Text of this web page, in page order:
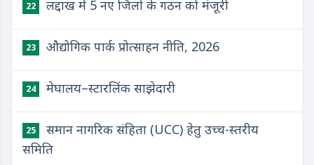
22 लद्दाख में 5 नए जिलों के गठन को मंजूरी
23 औद्योगिक पार्क प्रोत्साहन नीति, 2026
24 मेघालय–स्टारलिंक साझेदारी
25
समान नागरिक संहिता (UCC) हेतु उच्च-स्तरीय
समिति